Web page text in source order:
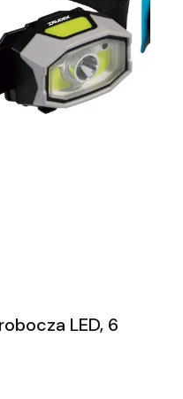
LED, 6